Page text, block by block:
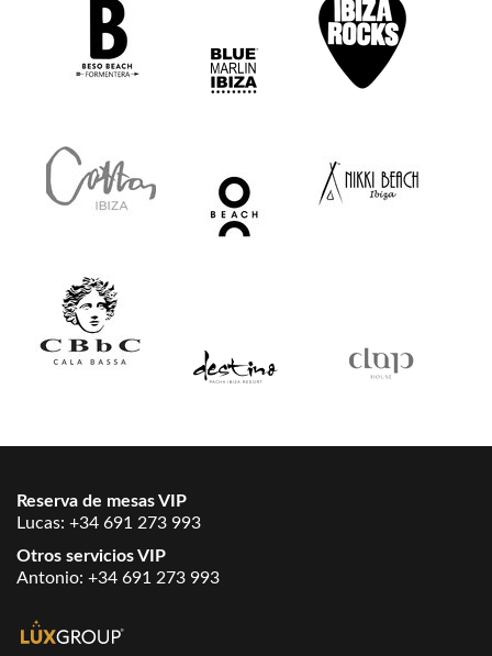
Reserva de mesas VIP
Lucas: +34 691 273 993
Otros servicios VIP
Antonio: +34 691 273 993